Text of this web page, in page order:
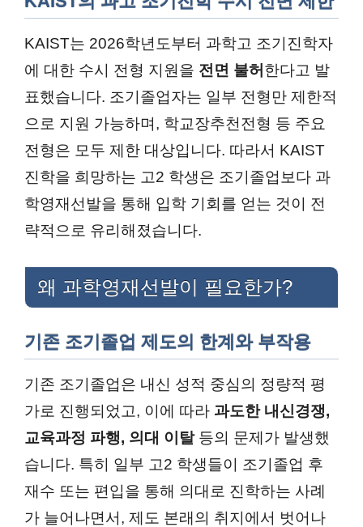
KAIST는 2026학년도부터 과학고 조기진학자
에 대한 수시 전형 지원을 전면 불허 한다고 발
표했습니다. 조기졸업자는 일부 전형만 제한적
으로 지원 가능하며, 학교장추천전형 등 주요
전형은 모두 제한 대상입니다. 따라서 KAIST
진학을 희망하는 고2 학생은 조기졸업보다 과
학영재선발을 통해 입학 기회를 얻는 것이 전
략적으로 유리해졌습니다.
왜 과학영재선발이 필요한가?
기존 조기졸업 제도의 한계와 부작용
기존 조기졸업은 내신 성적 중심의 정량적 평
가로 진행되었고, 이에 따라 과도한 내신경쟁,
교육과정 파행, 의대 이탈등의 문제가 발생했
습니다. 특히 일부 고2 학생들이 조기졸업 후
재수 또는 편입을 통해 의대로 진학하는 사례
가 늘어나면서, 제도 본래의 취지에서 벗어나